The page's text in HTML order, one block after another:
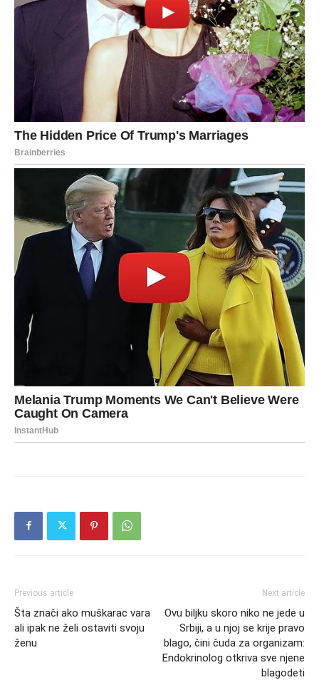
Previous article
Šta znači ako muškarac vara
ali ipak ne želi ostaviti svoju
ženu
Next article
Ovu biljku skoro niko ne jede u
Srbiji, a u njoj se krije pravo
blago, čini čuda za organizam:
Endokrinolog otkriva sve njene
blagodeti